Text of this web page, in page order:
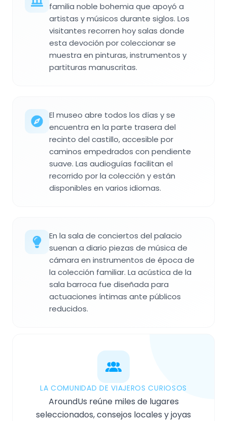
familia noble bohemia que apoyó a
artistas y músicos durante siglos. Los
visitantes recorren hoy salas donde
esta devoción por coleccionar se
muestra en pinturas, instrumentos y
partituras manuscritas.
El museo abre todos los días y se
encuentra en la parte trasera del
recinto del castillo, accesible por
caminos empedrados con pendiente
suave. Las audioguías facilitan el
recorrido por la colección y están
disponibles en varios idiomas.
En la sala de conciertos del palacio
suenan a diario piezas de música de
cámara en instrumentos de época de
la colección familiar. La acústica de la
sala barroca fue diseñada para
actuaciones íntimas ante públicos
reducidos.
LA COMUNIDAD DE VIAJEROS CURIOSOS
AroundUs reúne miles de lugares
seleccionados, consejos locales y joyas